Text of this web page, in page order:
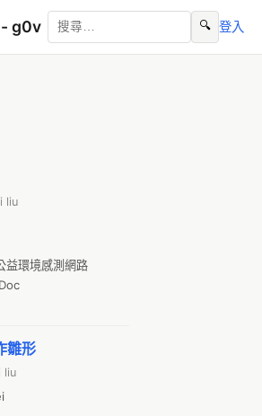
- g0v 🔍 登入
liu
益環境感測網路
雛形
liu